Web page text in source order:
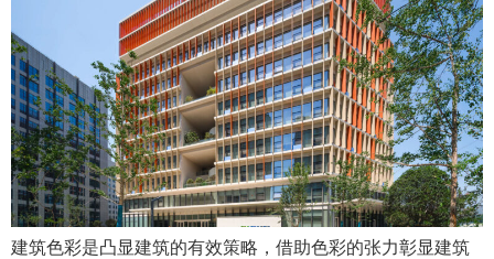
建筑色彩是凸显建筑的有效策略，借助色彩的张力彰显建筑